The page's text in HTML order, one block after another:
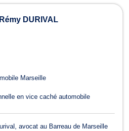
DURIVAL
Marseille
en vice caché automobile
avocat au Barreau de Marseille